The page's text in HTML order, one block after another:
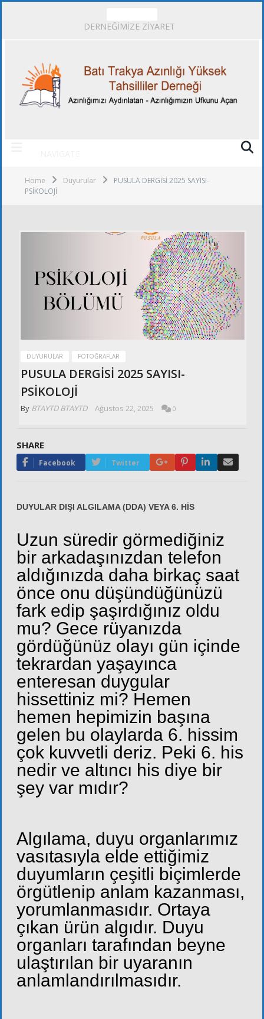
DERNEĞİMİZE ZİYARET
Home Duyurular
PUSULA DERGİSİ 2025 SAYISI-
PSİKOLOJİ
DUYURULAR FOTOĞRAFLAR
PUSULA DERGİSİ 2025 SAYISI-
PSİKOLOJİ
By BTAYTD BTAYTD Ağustos 22, 2025 0
SHARE
Facebook Twitter Google+PinterestLinkedIn
DUYULAR DIŞI ALGILAMA (DDA) VEYA 6. HİS
Uzun süredir görmediğiniz
bir arkadaşınızdan telefon
aldığınızda daha birkaç saat
önce onu düşündüğünüzü
fark edip şaşırdığınız oldu
mu? Gece rüyanızda
gördüğünüz olayı gün içinde
tekrardan yaşayınca
enteresan duygular
hissettiniz mi? Hemen
hemen hepimizin başına
gelen bu olaylarda 6. hissim
çok kuvvetli deriz. Peki 6. his
nedir ve altıncı his diye bir
şey var mıdır?
Algılama, duyu organlarımız
vasıtasıyla elde ettiğimiz
duyumların çeşitli biçimlerde
örgütlenip anlam kazanması,
yorumlanmasıdır. Ortaya
çıkan ürün algıdır. Duyu
organları tarafından beyne
ulaştırılan bir uyaranın
anlamlandırılmasıdır.